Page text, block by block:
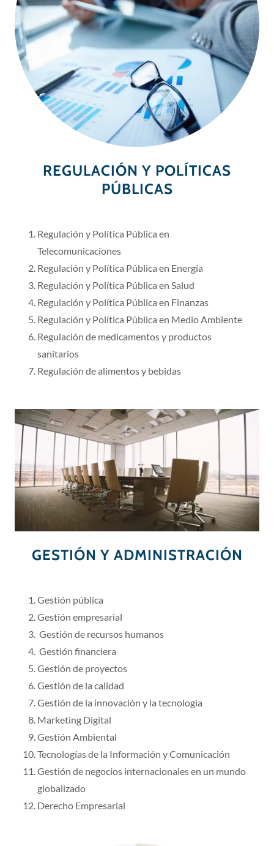
REGULACIÓN Y POLÍTICAS
PÚBLICAS
Regulación y Política Pública en
Telecomunicaciones
Regulación y Política Pública en Energía
Regulación y Política Pública en Salud
Regulación y Política Pública en Finanzas
Regulación y Política Pública en Medio Ambiente
Regulación de medicamentos y productos
sanitarios
Regulación de alimentos y bebidas
GESTIÓN Y ADMINISTRACIÓN
Gestión pública
Gestión empresarial
Gestión de recursos humanos
Gestión financiera
Gestión de proyectos
Gestión de la calidad
Gestión de la innovación y la tecnología
Marketing Digital
Gestión Ambiental
Tecnologías de la Información y Comunicación
Gestión de negocios internacionales en un mundo
globalizado
Derecho Empresarial